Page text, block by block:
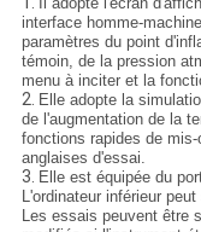
interface homme-
paramètres du point
témoin, de la pression
menu à inciter et la
2. Elle adopte la
de l'augmentation de la
fonctions rapides de
anglaises d'essai.
3. Elle est équipée du
L'ordinateur inférieur
Les essais peuvent être